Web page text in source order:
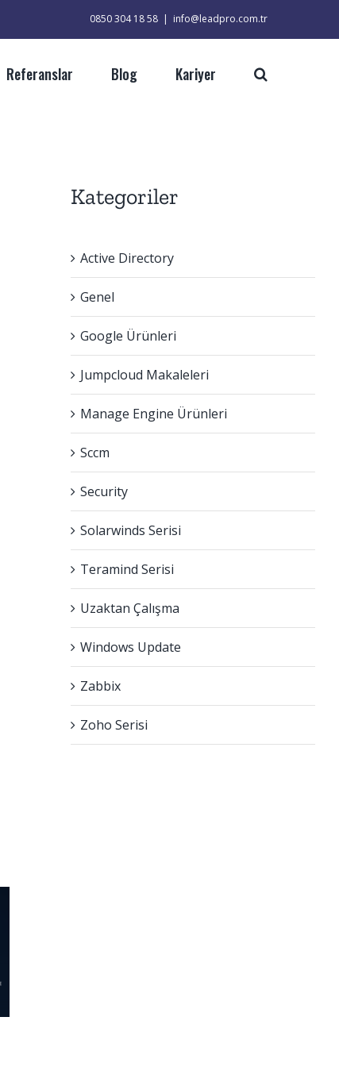
0850 304 18 58 | info@leadpro.com.tr
Referanslar Blog Kariyer
Kategoriler
Active Directory
Genel
Google Ürünleri
Jumpcloud Makaleleri
Manage Engine Ürünleri
Sccm
Security
Solarwinds Serisi
Teramind Serisi
Uzaktan Çalışma
Windows Update
Zabbix
Zoho Serisi